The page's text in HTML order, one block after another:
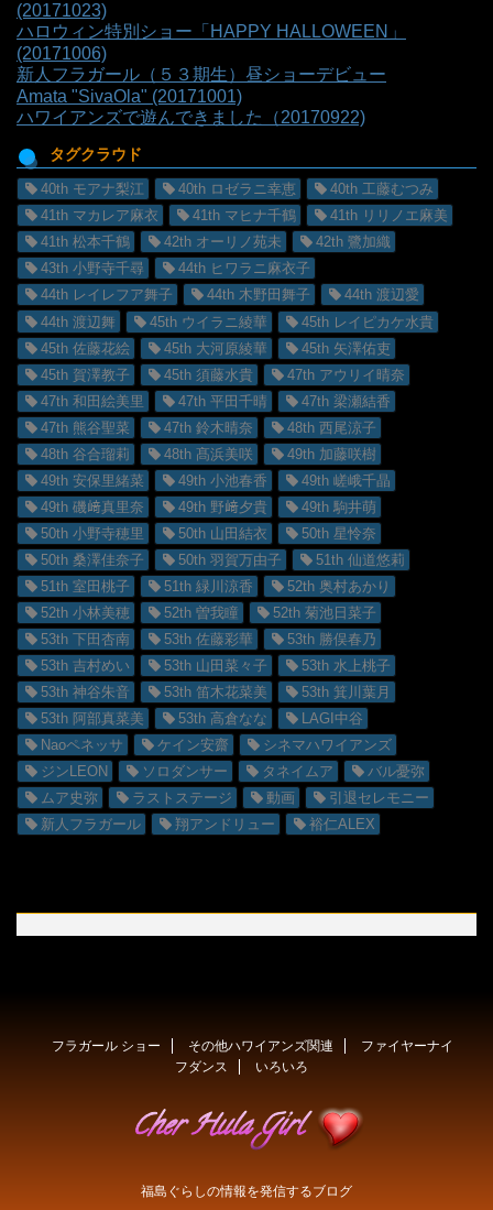
(20171023)
ハロウィン特別ショー「HAPPY HALLOWEEN」
(20171006)
新人フラガール（５３期生）昼ショーデビュー
Amata "SivaOla" (20171001)
ハワイアンズで遊んできました（20170922)
タグクラウド
40th モアナ梨江 40th ロゼラニ幸恵
40th 工藤むつみ
41th マカレア麻衣
41th マヒナ千鶴
41th リリノエ麻美
41th 松本千鶴
42th オーリノ苑未
42th 鷺加織
43th 小野寺千尋
44th ヒワラニ麻衣子
44th レイレフア舞子
44th 木野田舞子
44th 渡辺愛
44th 渡辺舞
45th ウイラニ綾華
45th レイピカケ水貴
45th 佐藤花絵
45th 大河原綾華
45th 矢澤佑吏
45th 賀澤教子
45th 須藤水貴
47th アウリイ晴奈
47th 和田絵美里
47th 平田千晴
47th 梁瀬結香
47th 熊谷聖菜
47th 鈴木晴奈
48th 西尾涼子
48th 谷合瑠莉
48th 髙浜美咲
49th 加藤咲樹
49th 安保里緒菜
49th 小池春香
49th 嵯峨千晶
49th 磯﨑真里奈
49th 野﨑夕貴
49th 駒井萌
50th 小野寺穂里
50th 山田結衣
50th 星怜奈
50th 桑澤佳奈子
50th 羽賀万由子
51th 仙道悠莉
51th 室田桃子
51th 緑川涼香
52th 奥村あかり
52th 小林美穂
52th 曽我瞳
52th 菊池日菜子
53th 下田杏南
53th 佐藤彩華
53th 勝俣春乃
53th 吉村めい
53th 山田菜々子
53th 水上桃子
53th 神谷朱音
53th 笛木花菜美
53th 箕川葉月
53th 阿部真菜美
53th 高倉なな
LAGI中谷
Naoペネッサ
ケイン安齋
シネマハワイアンズ
ジンLEON
ソロダンサー タネイムア
バル憂弥
ムア史弥
ラストステージ 動画
引退セレモニー
新人フラガール
翔アンドリュー 裕仁ALEX
フラガール ショー その他ハワイアンズ関連
ファイヤーナイ
フダンス
いろいろ
福島ぐらしの情報を発信するブログ